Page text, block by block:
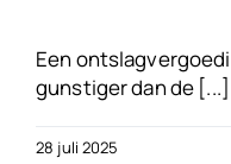
Gratis VSO Controle
Een
gunstiger dan de [...]
28 juli 2025